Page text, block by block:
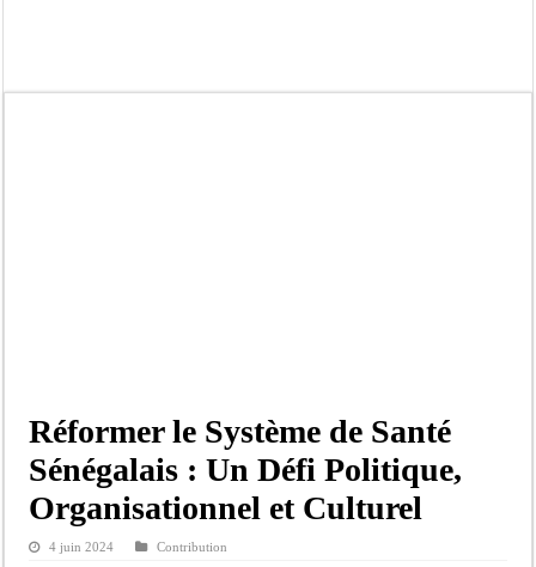
Réformer le Système de Santé
Sénégalais : Un Défi Politique,
Organisationnel et Culturel
4 juin 2024 Contribution